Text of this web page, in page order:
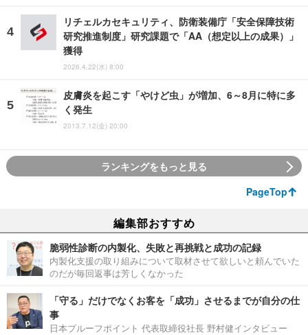
リチェルカセキュリティ、防衛装備庁「安全保障技術
研究推進制度」研究課題で「AA（想定以上の成果）」
獲得
2026.4.22(水) 8:00
皮膚炎を起こす「やけど虫」が増加、6～8月に特に多
く発生
2013.7.12(金) 20:00
ランキングをもっと見る
PageTop
編集部おすすめ
脆弱性診断の内製化、失敗と再挑戦と成功の記録
内製化支援の取り組みについて取材させて欲しいと頼んでいた
のだが毎回返事は芳しくなかった
「守る」だけでなくお客を「成功」させるまでが自分の仕
事
日本プルーフポイント 代表取締役社長 野村健インタビュー